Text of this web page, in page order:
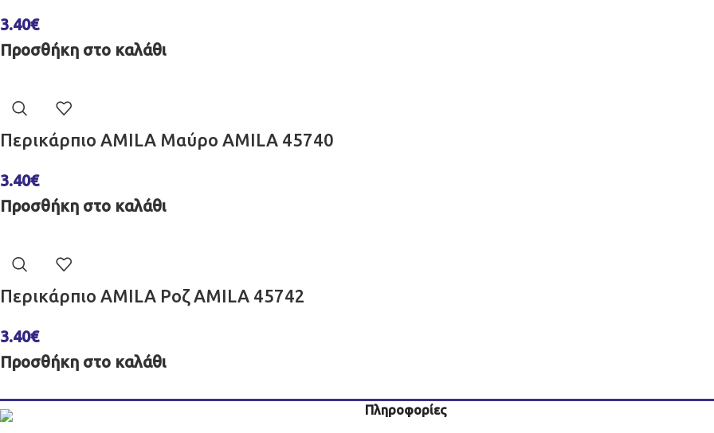
3.40€
Προσθήκη στο καλάθι
Περικάρπιο AMILA Μαύρο AMILA 45740
3.40€
Προσθήκη στο καλάθι
Περικάρπιο AMILA Ροζ AMILA 45742
3.40€
Προσθήκη στο καλάθι
Πληροφορίες